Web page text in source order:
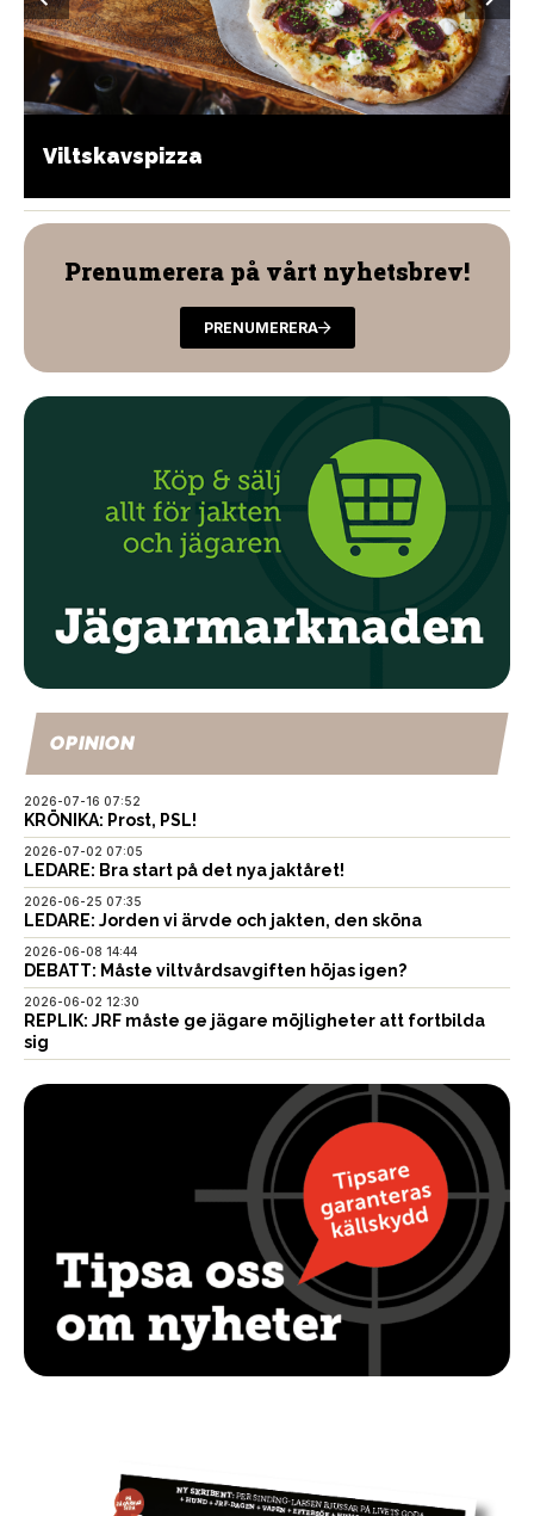
Viltskavspizza
Prenumerera på vårt nyhetsbrev!
PRENUMERERA
OPINION
2026-07-16 07:52
KRÖNIKA: Prost, PSL!
2026-07-02 07:05
LEDARE: Bra start på det nya jaktåret!
2026-06-25 07:35
LEDARE: Jorden vi ärvde och jakten, den sköna
2026-06-08 14:44
DEBATT: Måste viltvårdsavgiften höjas igen?
2026-06-02 12:30
REPLIK: JRF måste ge jägare möjligheter att fortbilda
sig